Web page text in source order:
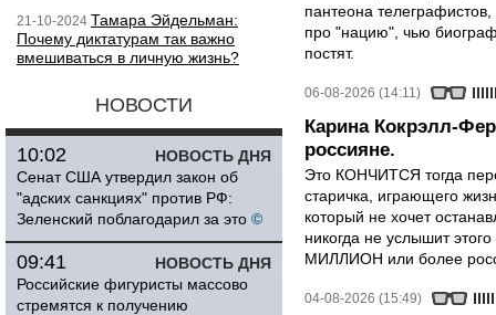
21-10-2024 Тамара Эйдельман:
Почему диктатурам так важно
вмешиваться в личную жизнь?
НОВОСТИ
НОВОСТЬ ДНЯ
10:02
Сенат США утвердил закон об
"адских санкциях" против РФ:
Зеленский поблагодарил за это ©
НОВОСТЬ ДНЯ
09:41
Российские фигуристы массово
стремятся к получению
пантеона
про "нацию", чью
постят.
06-08-2026 (14:11)
Карина Кокрэлл-
россияне.
Это КОНЧИТСЯ тогда
старичка, играющего
который не хочет
никогда не услышит
МИЛЛИОН или более
04-08-2026 (15:49)